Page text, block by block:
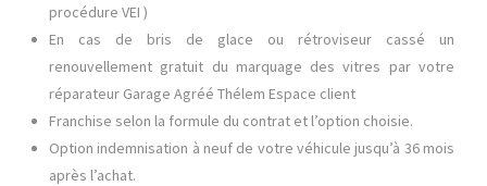
procédure VEI )
En cas de bris de glace ou rétroviseur cassé un
renouvellement gratuit du marquage des vitres par votre
réparateur Garage Agréé Thélem Espace client
Franchise selon la formule du contrat et l’option choisie.
Option indemnisation à neuf de votre véhicule jusqu’à 36 mois
après l’achat.